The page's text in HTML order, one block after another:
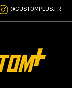
@CUSTOMPLUS.FR